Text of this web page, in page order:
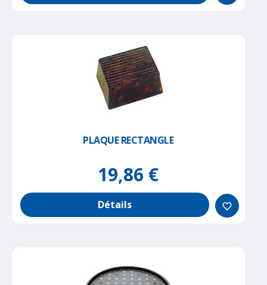
PLAQUE RECTANGLE
19,86 €
Détails favorite_border